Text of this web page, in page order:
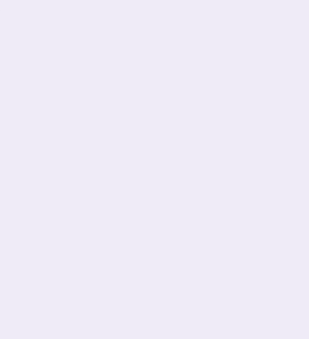
速身につけています。 カイヤナイトがキラ
がとうございます。